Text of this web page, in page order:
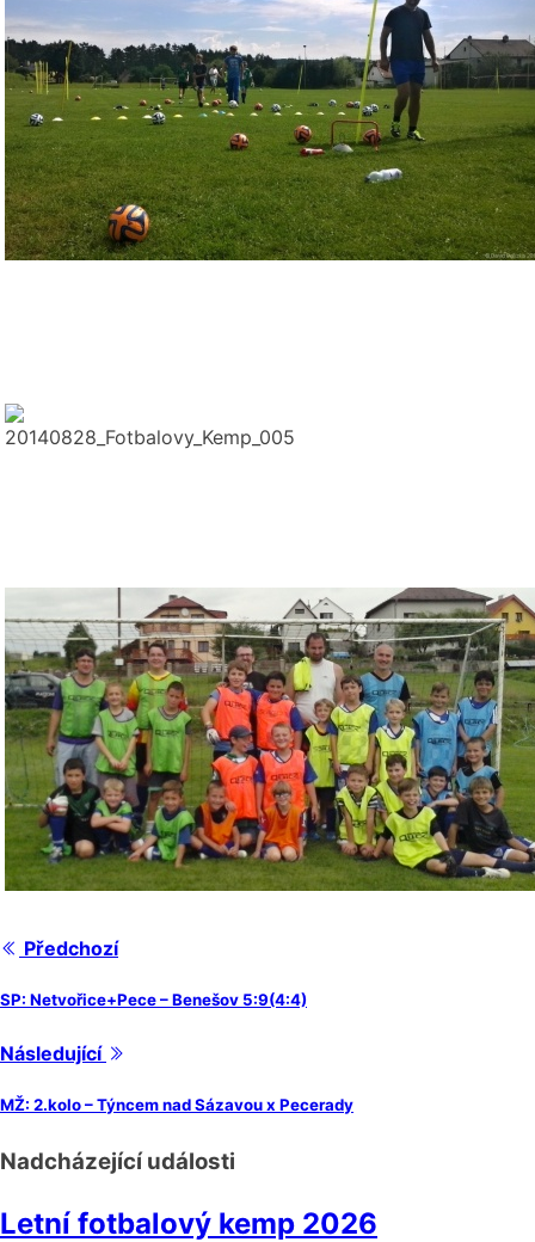
Předchozí
SP: Netvořice+Pece – Benešov 5:9(4:4)
Následující
MŽ: 2.kolo – Týncem nad Sázavou x Pecerady
Nadcházející události
Letní fotbalový kemp 2026